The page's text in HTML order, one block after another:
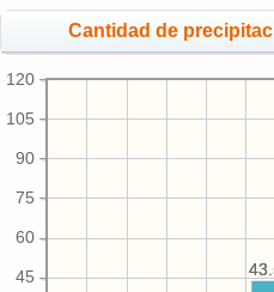
Cantidad de
45
60
75
90
105
120